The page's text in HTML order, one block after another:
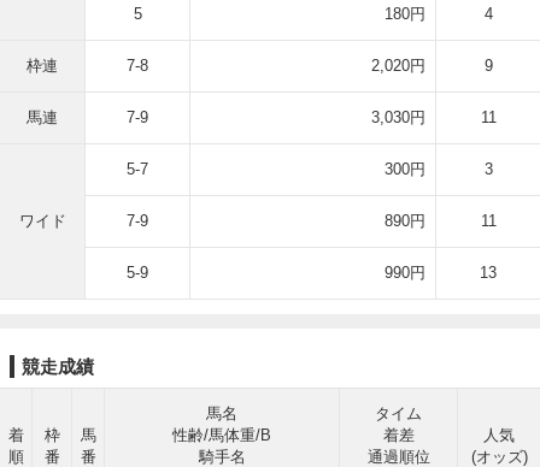
5 180円 4
枠連 7-8 2,020円 9
馬連 7-9 3,030円 11
ワイド
5-7 300円 3
7-9 890円 11
5-9 990円 13
競走成績
着
順
枠
番
馬
番
馬名
性齢/馬体重/B
騎手名
タイム
着差
通過順位
人気
(オッズ)